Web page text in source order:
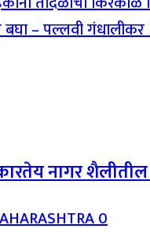
– पल्लवी गंधालीकर
नागर
0